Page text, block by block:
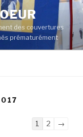
des couvertures
prématurément
Navigation
1 2
→